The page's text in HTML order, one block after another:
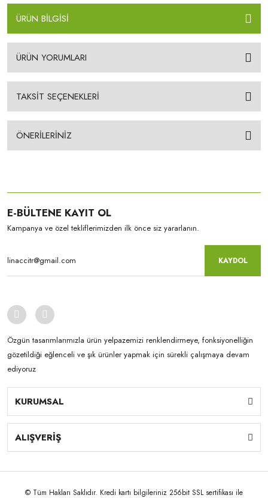
ÜRÜN BİLGİSİ
ÜRÜN YORUMLARI
TAKSİT SEÇENEKLERİ
ÖNERİLERİNİZ
E-BÜLTENE KAYIT OL
Kampanya ve özel tekliflerimizden ilk önce siz yararlanın.
KAYDOL
Özgün tasarımlarımızla ürün yelpazemizi renklendirmeye, fonksiyonelliğin
gözetildiği eğlenceli ve şık ürünler yapmak için sürekli çalışmaya devam
ediyoruz
KURUMSAL
ALIŞVERİŞ
© Tüm Hakları Saklıdır. Kredi kartı bilgileriniz 256bit SSL sertifikası ile